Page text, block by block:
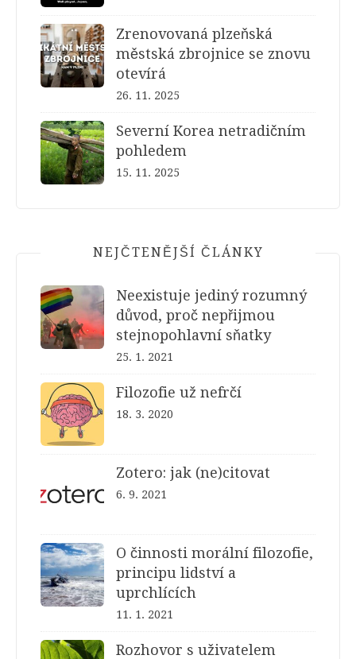
Zrenovovaná plzeňská
městská zbrojnice se znovu
otevírá
26. 11. 2025
Severní Korea netradičním
pohledem
15. 11. 2025
NEJČTENĚJŠÍ ČLÁNKY
Neexistuje jediný rozumný
důvod, proč nepřijmou
stejnopohlavní sňatky
25. 1. 2021
Filozofie už nefrčí
18. 3. 2020
Zotero: jak (ne)citovat
6. 9. 2021
O činnosti morální filozofie,
principu lidství a
uprchlících
11. 1. 2021
Rozhovor s uživatelem